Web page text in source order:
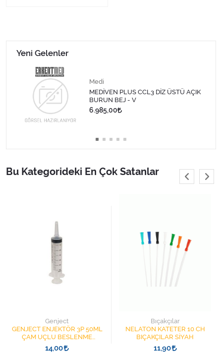
Sarf Malzemeleri
Tıbbi Tekstil Ürünleri
Varis Çorapları
Yeni Gelenler
Medi
MEDİVEN PLUS CCL3 DİZ ÜSTÜ AÇIK
BURUN BEJ - V
6.985,00
Bu Kategorideki En Çok Satanlar
Genject
GENJECT ENJEKTÖR 3P 50ML
ÇAM UÇLU BESLENME
ŞIRINGASI 1852412 KATATER
UÇLU
14,00
Bıçakçılar
NELATON KATETER 10 CH
BIÇAKÇILAR SİYAH
11,90